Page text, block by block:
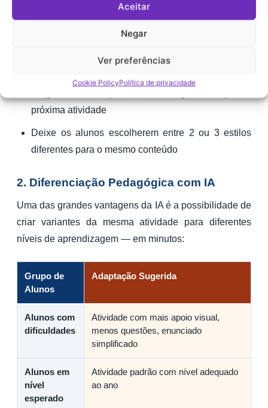
Aceitar
Negar
Ver preferências
Cookie PolicyPolítica de privacidade
de Geografia no estilo Minecraft, a reação imediata é
Revele a atividade como uma “atividade especial
próxima atividade
Deixe os alunos escolherem entre 2 ou 3 estilos
diferentes para o mesmo conteúdo
2. Diferenciação Pedagógica com IA
Uma das grandes vantagens da IA é a possibilidade de
criar variantes da mesma atividade para diferentes
níveis de aprendizagem — em minutos:
Grupo de
Alunos
Adaptação Sugerida
Alunos com
dificuldades
Atividade com mais apoio visual,
menos questões, enunciado
simplificado
Alunos em
nível
esperado
Atividade padrão com nível adequado
ao ano